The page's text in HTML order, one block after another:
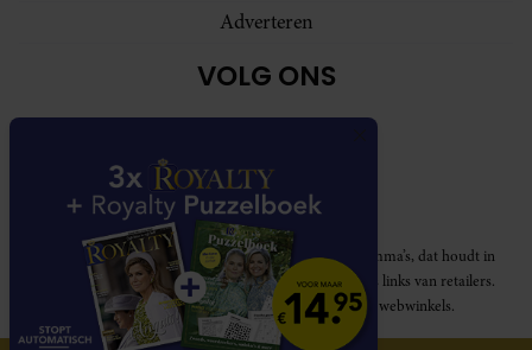
Adverteren
VOLG ONS
Royalty participeert in diverse affiliate marketing programma’s, dat houdt in
dat Royalty commissies ontvangt voor aankopen middels links van retailers.
Deze website wordt niet gesponsord door de genoemde webwinkels.